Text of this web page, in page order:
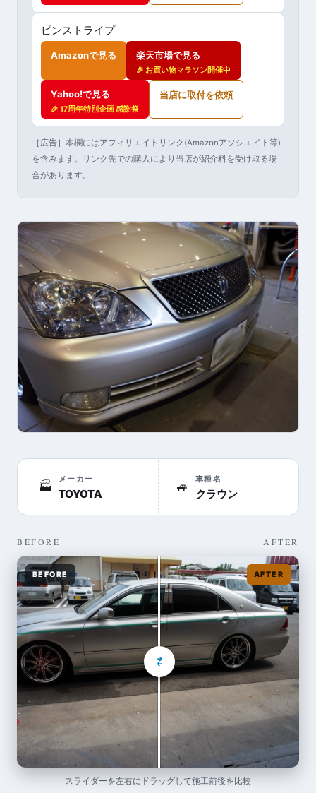
ピンストライプ
Amazonで見る 楽天市場で見る
🎉 お買い物マラソン開催中
Yahoo!で見る
🎉 17周年特別企画 感謝祭
当店に取付を依頼
［広告］本欄にはアフィリエイトリンク(Amazonアソシエイト等)
を含みます。リンク先での購入により当店が紹介料を受け取る場
合があります。
🏭
メーカー
TOYOTA
🚙
車種名
クラウン
BEFORE AFTER
BEFORE AFTER
⇄
スライダーを左右にドラッグして施工前後を比較